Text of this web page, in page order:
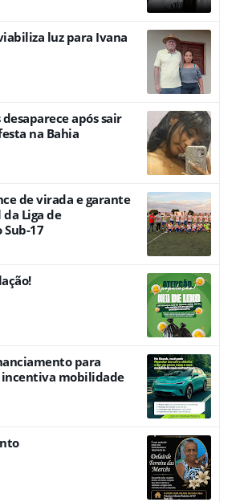
luz para Ivana
desaparece após sair
na Bahia
de virada e garante
Liga de
17
para
mobilidade